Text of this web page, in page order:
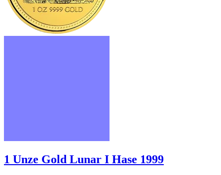
1 Unze Gold Lunar I Hase 1999